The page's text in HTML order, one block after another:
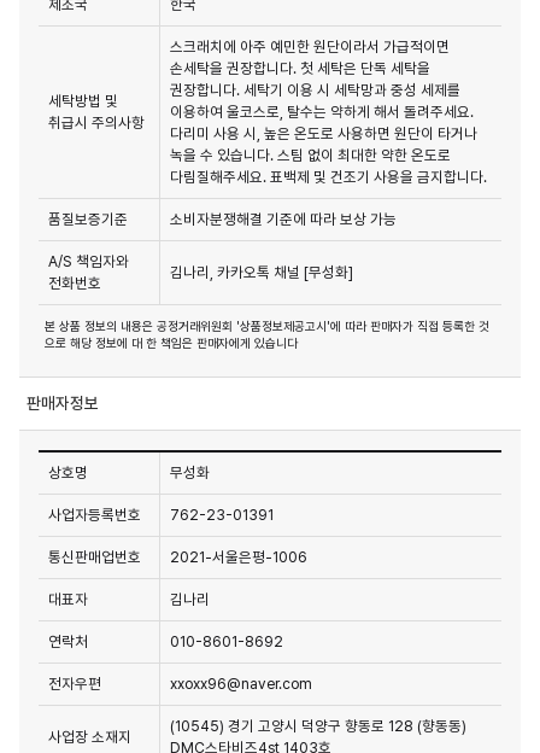
제조국 한국
세탁방법 및
취급시 주의사항
스크래치에 아주 예민한 원단이라서 가급적이면
손세탁을 권장합니다. 첫 세탁은 단독 세탁을
권장합니다. 세탁기 이용 시 세탁망과 중성 세제를
이용하여 울코스로, 탈수는 약하게 해서 돌려주세요.
다리미 사용 시, 높은 온도로 사용하면 원단이 타거나
녹을 수 있습니다. 스팀 없이 최대한 약한 온도로
다림질해주세요. 표백제 및 건조기 사용을 금지합니다.
품질보증기준 소비자분쟁해결 기준에 따라 보상 가능
A/S 책임자와
전화번호
김나리, 카카오톡 채널 [무성화]
본 상품 정보의 내용은 공정거래위원회 '상품정보제공고시'에 따라 판매자가 직접 등록한 것
으로 해당 정보에 대 한 책임은 판매자에게 있습니다
판매자정보
상호명 무성화
사업자등록번호 762-23-01391
통신판매업번호 2021-서울은평-1006
대표자 김나리
연락처 010-8601-8692
전자우편 xxoxx96@naver.com
사업장 소재지
(10545) 경기 고양시 덕양구 향동로 128 (향동동)
DMC스타비즈4st 1403호